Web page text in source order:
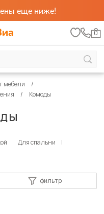
еще ниже!
0
мебели
Комоды
Для спальни
фильтр